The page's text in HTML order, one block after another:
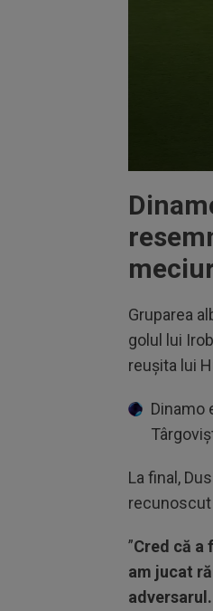
90%
Gruparea
golul lui
reușita lui
Dinamo
La final,
recunoscut
”Cred că a
am jucat